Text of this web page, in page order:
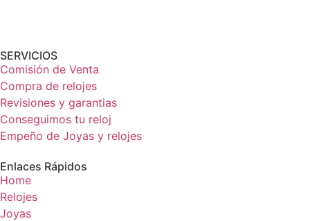
SERVICIOS
Comisión de Venta
Compra de relojes
Revisiones y garantias
Conseguimos tu reloj
Empeño de Joyas y relojes
Enlaces Rápidos
Home
Relojes
Joyas